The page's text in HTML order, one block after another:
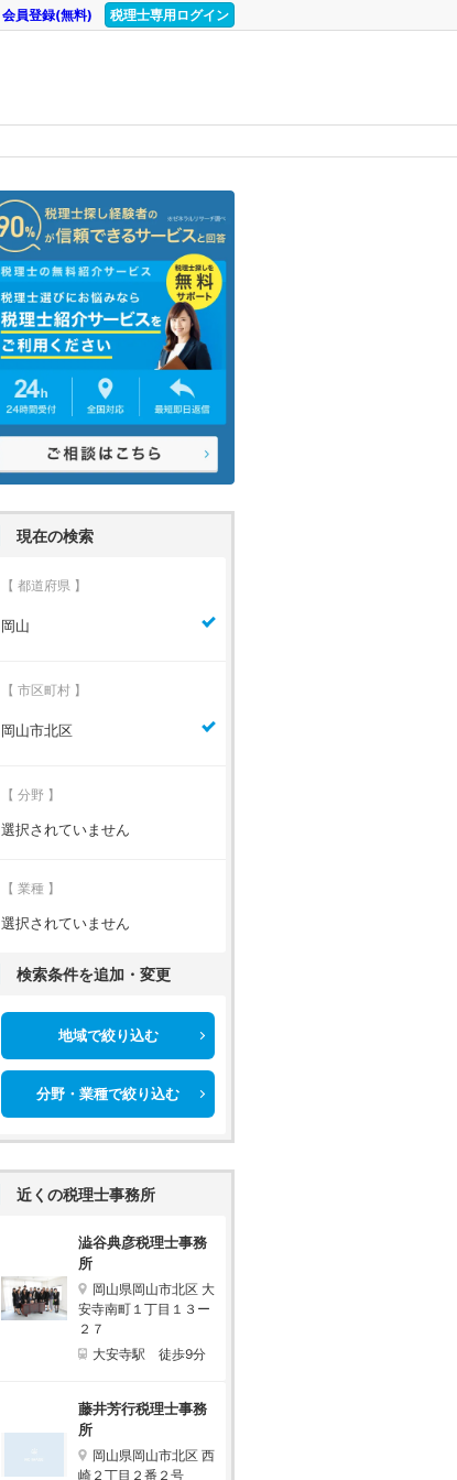
税理士専用ログイン
会員登録(無料)
現在の検索
【 都道府県 】
岡山
【 市区町村 】
岡山市北区
【 分野 】
選択されていません
【 業種 】
選択されていません
検索条件を追加・変更
地域で絞り込む
分野・業種で絞り込む
近くの税理士事務所
澁谷典彦税理士事務
所
岡山県岡山市北区 大
安寺南町１丁目１３ー
２７
大安寺駅 徒歩9分
藤井芳行税理士事務
所
岡山県岡山市北区 西
崎２丁目２番２号